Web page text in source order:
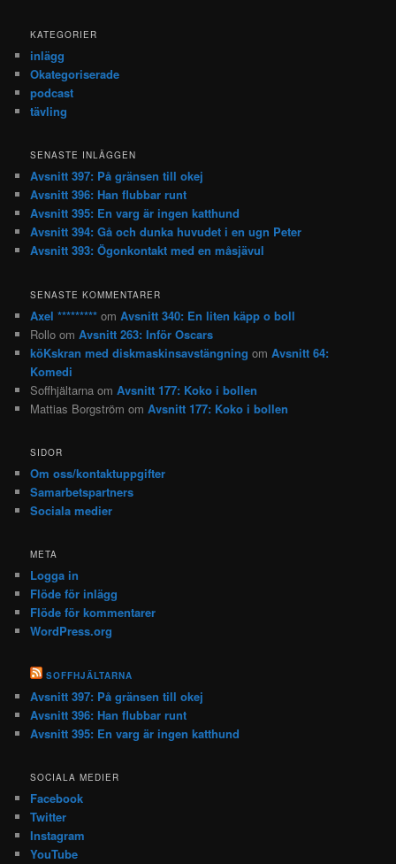
KATEGORIER
inlägg
Okategoriserade
podcast
tävling
SENASTE INLÄGGEN
Avsnitt 397: På gränsen till okej
Avsnitt 396: Han flubbar runt
Avsnitt 395: En varg är ingen katthund
Avsnitt 394: Gå och dunka huvudet i en ugn Peter
Avsnitt 393: Ögonkontakt med en måsjävul
SENASTE KOMMENTARER
Axel ********* omAvsnitt 340: En liten käpp o boll
Rollo omAvsnitt 263: Inför Oscars
köKskran med diskmaskinsavstängning omAvsnitt 64:
Komedi
Soffhjältarna omAvsnitt 177: Koko i bollen
Mattias Borgström omAvsnitt 177: Koko i bollen
SIDOR
Om oss/kontaktuppgifter
Samarbetspartners
Sociala medier
META
Logga in
Flöde för inlägg
Flöde för kommentarer
WordPress.org
SOFFHJÄLTARNA
Avsnitt 397: På gränsen till okej
Avsnitt 396: Han flubbar runt
Avsnitt 395: En varg är ingen katthund
SOCIALA MEDIER
Facebook
Twitter
Instagram
YouTube